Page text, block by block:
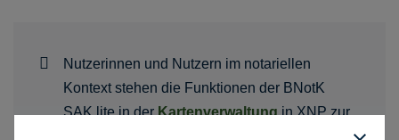
Nutzerinnen und Nutzern im notariellen
Kontext stehen die Funktionen der BNotK
SAK lite in derKartenverwaltungin XNP zur